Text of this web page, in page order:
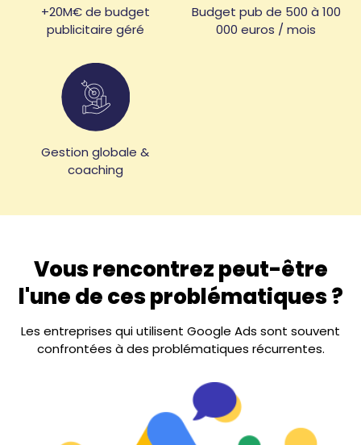
+20M€ de budget
publicitaire géré
Budget pub de 500 à 100
000 euros / mois
Gestion globale &
coaching
Vous rencontrez peut-être
l'une de ces problématiques ?
Les entreprises qui utilisent Google Ads sont souvent
confrontées à des problématiques récurrentes.